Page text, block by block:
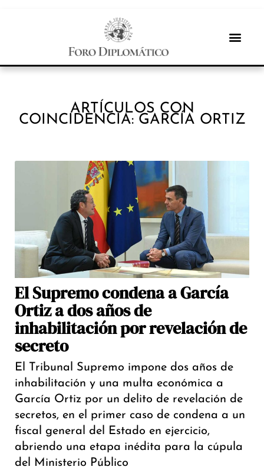
ARTÍCULOS CON
COINCIDENCIA: GARCÍA ORTIZ
El Supremo condena a García
Ortiz a dos años de
inhabilitación por revelación de
secreto
El Tribunal Supremo impone dos años de
inhabilitación y una multa económica a
García Ortiz por un delito de revelación de
secretos, en el primer caso de condena a un
fiscal general del Estado en ejercicio,
abriendo una etapa inédita para la cúpula
del Ministerio Público